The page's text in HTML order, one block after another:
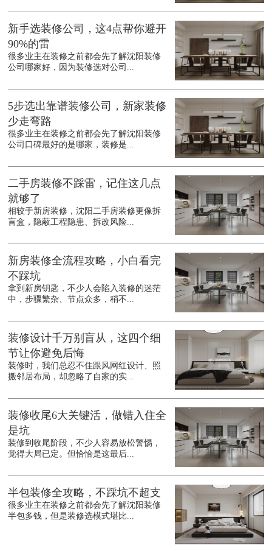
新手选装修公司，这4点帮你避开
90%的雷
很多业主在装修之前都会先了解沈阳装修
公司哪家好，因为装修选对公司...
5步选出靠谱装修公司，新家装修
少走弯路
很多业主在装修之前都会先了解沈阳装修
公司口碑最好的是哪家，装修是...
二手房装修不踩雷，记住这几点
就够了
相较于新房装修，沈阳二手房装修更像拆
盲盒，隐蔽工程隐患、拆改风险...
新房装修全流程攻略，小白看完
不踩坑
拿到新房钥匙，不少人会陷入装修的迷茫
中，步骤繁杂、节点众多，稍不...
装修设计千万别盲从，这四个细
节让你避免后悔
装修时，我们总忍不住跟风网红设计、照
搬邻居布局，却忽略了自家的实...
装修收尾6大关键活，做错入住全
是坑
装修到收尾阶段，不少人容易放松警惕，
觉得大局已定。但恰恰是这最后...
半包装修全攻略，不踩坑不超支
很多业主在装修之前都会先了解沈阳装修
半包多钱，但是装修选模式堪比...